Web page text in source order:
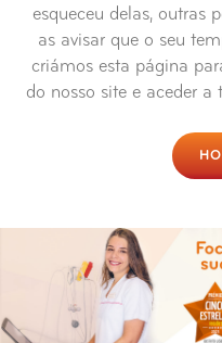
esqueceu delas, outras
as avisar que o seu
criámos esta página
do nosso site e aceder a